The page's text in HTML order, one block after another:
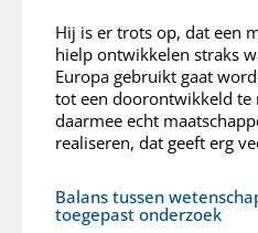
Hij is er trots op, dat een
hielp ontwikkelen straks
Europa gebruikt gaat
tot een doorontwikkeld te
daarmee echt
realiseren, dat geeft erg
Balans tussen
toegepast onderzoek